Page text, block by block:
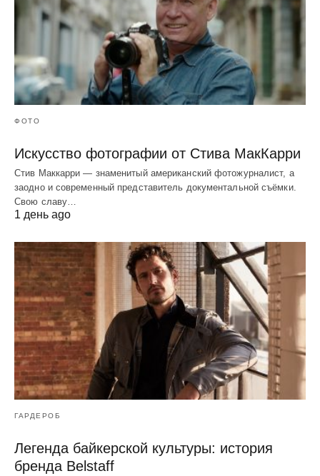
ФОТО
Искусство фотографии от Стива МакКарри
Стив Маккарри — знаменитый американский фотожурналист, а
заодно и современный представитель документальной съёмки.
Свою славу…
1 день ago
ГАРДЕРОБ
Легенда байкерской культуры: история
бренда Belstaff